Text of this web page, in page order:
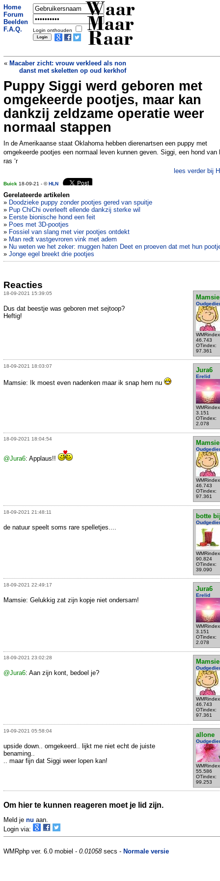
Home
Forum
Beelden
F.A.Q.
Login onthouden
Waar
Maar
Raar
« Macaber zicht: vrouw verkleed als non
danst met skeletten op oud kerkhof
Monsterzege in Brabant: voetbalclub
wint met 55-0»
Puppy Siggi werd geboren met
omgekeerde pootjes, maar kan
dankzij zeldzame operatie weer
normaal stappen
In de Amerikaanse staat Oklahoma hebben dierenartsen een puppy met
omgekeerde pootjes een normaal leven kunnen geven. Siggi, een hond van
ras ‘r
lees verder bij
Buick 18-09-21 - ©HLN
Gerelateerde artikelen
» Doodzieke puppy zonder pootjes gered van spuitje
» Pup ChiChi overleeft ellende dankzij sterke wil
» Eerste bionische hond een feit
» Poes met 3D-pootjes
» Fossiel van slang met vier pootjes ontdekt
» Man redt vastgevroren vink met adem
» Nu weten we het zeker: muggen haten Deet en proeven dat met hun
» Jonge egel breekt drie pootjes
Reacties
18-09-2021 15:39:05
Mamsie
46.743
OTindex:
97.361
Dus dat beestje was geboren met sejtoop?
Heftig!
18-09-2021 18:03:07
Jura6
Erelid
3.151
OTindex:
2.078
Mamsie: Ik moest even nadenken maar ik snap hem nu
18-09-2021 18:04:54
Mamsie
46.743
OTindex:
97.361
@Jura6: Applaus!!
18-09-2021 21:48:11
botte
90.824
OTindex:
39.090
de natuur speelt soms rare spelletjes....
18-09-2021 22:49:17
Jura6
Erelid
3.151
OTindex:
2.078
Mamsie: Gelukkig zat zijn kopje niet ondersam!
18-09-2021 23:02:28
Mamsie
46.743
OTindex:
97.361
@Jura6: Aan zijn kont, bedoel je?
19-09-2021 05:58:04
allone
55.586
OTindex:
99.253
upside down.. omgekeerd.. lijkt me niet echt de juiste
benaming..
.. maar fijn dat Siggi weer lopen kan!
Om hier te kunnen reageren moet je lid zijn.
Meld je nu aan.
Login via:
WMRphp ver. 6.0 mobiel - 0.01058secs - Normale versie